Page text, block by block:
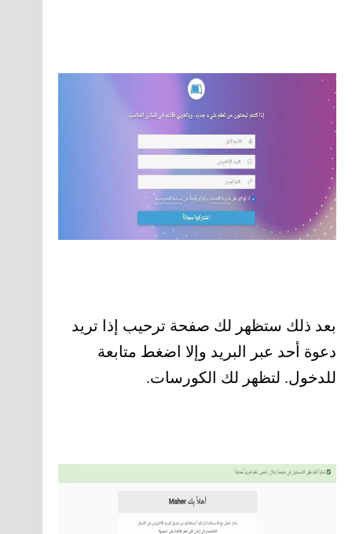
بعد ذلك ستظهر لك صفحة ترحيب إذا تريد
دعوة أحد عبر البريد وإلا اضغط متابعة
للدخول. لتظهر لك الكورسات.